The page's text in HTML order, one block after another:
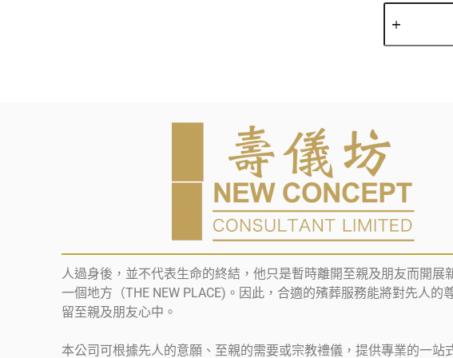
人過身後，並不代表生命的終結，他只是暫時離開至親及朋友而開展
一個地方（THE NEW PLACE)。因此，合適的殯葬服務能將對先人的
留至親及朋友心中。
本公司可根據先人的意願、至親的需要或宗教禮儀，提供專業的一站